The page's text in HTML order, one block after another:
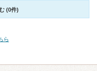
(0件)
ら